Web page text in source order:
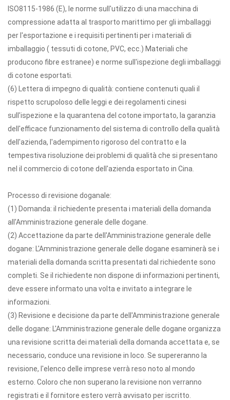
ISO8115-1986 (E), le norme sull'utilizzo di una macchina di
compressione adatta al trasporto marittimo per gli imballaggi
per l'esportazione e i requisiti pertinenti per i materiali di
imballaggio ( tessuti di cotone, PVC, ecc.) Materiali che
producono fibre estranee) e norme sull'ispezione degli imballaggi
di cotone esportati.
(6) Lettera di impegno di qualità: contiene contenuti quali il
rispetto scrupoloso delle leggi e dei regolamenti cinesi
sull'ispezione e la quarantena del cotone importato, la garanzia
dell'efficace funzionamento del sistema di controllo della qualità
dell'azienda, l'adempimento rigoroso del contratto e la
tempestiva risoluzione dei problemi di qualità che si presentano
nel il commercio di cotone dell'azienda esportato in Cina.
Processo di revisione doganale:
(1) Domanda: il richiedente presenta i materiali della domanda
all'Amministrazione generale delle dogane.
(2) Accettazione da parte dell'Amministrazione generale delle
dogane: L'Amministrazione generale delle dogane esaminerà se i
materiali della domanda scritta presentati dal richiedente sono
completi. Se il richiedente non dispone di informazioni pertinenti,
deve essere informato una volta e invitato a integrare le
informazioni.
(3) Revisione e decisione da parte dell'Amministrazione generale
delle dogane: L'Amministrazione generale delle dogane organizza
una revisione scritta dei materiali della domanda accettata e, se
necessario, conduce una revisione in loco. Se supereranno la
revisione, l'elenco delle imprese verrà reso noto al mondo
esterno. Coloro che non superano la revisione non verranno
registrati e il fornitore estero verrà avvisato per iscritto.